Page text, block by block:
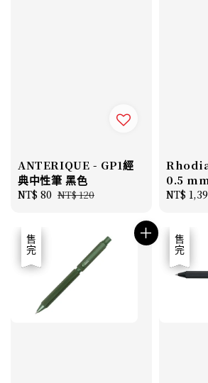
ANTERIQUE - GP1經
典中性筆 黑色
Sale
NT$ 80 Regular
NT$ 120
Rhodia
0.5
Sale
NT$
優惠
售完 優惠
售完